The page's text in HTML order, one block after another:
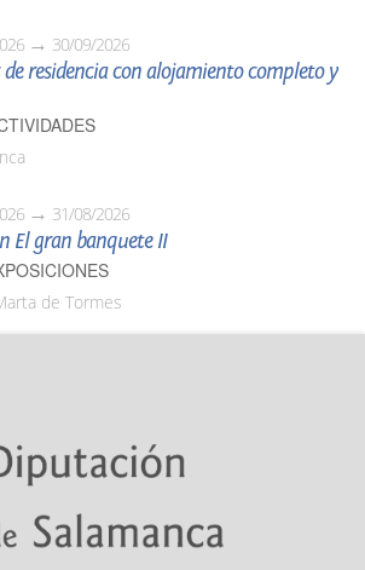
30/09/2026
de residencia con alojamiento completo y
31/08/2026
El gran banquete II
de Tormes